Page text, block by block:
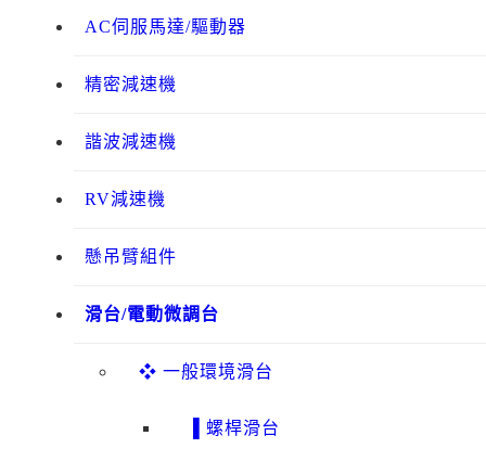
AC伺服馬達/驅動器
精密減速機
諧波減速機
RV減速機
懸吊臂組件
滑台/電動微調台
❖ 一般環境滑台
▌螺桿滑台